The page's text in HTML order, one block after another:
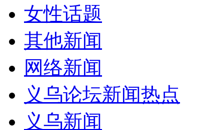
女性话题
其他新闻
网络新闻
义乌论坛新闻热点
义乌新闻